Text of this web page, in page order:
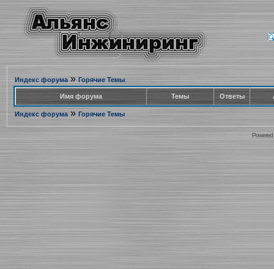
Индекс форума» Горячие Темы
Имя форума Темы Ответы
Индекс форума» Горячие Темы